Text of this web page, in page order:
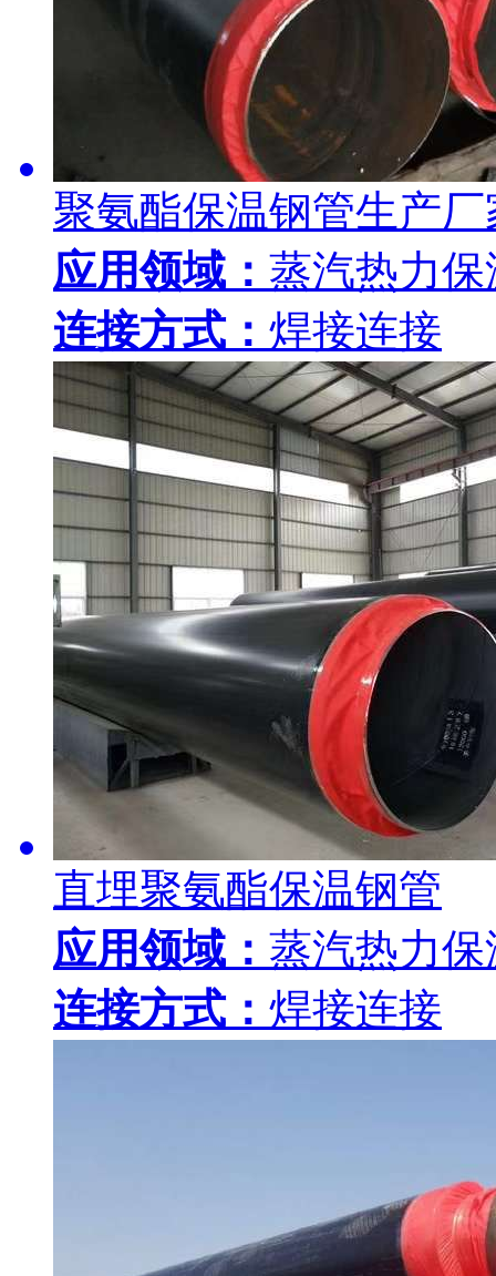
聚氨酯保温钢管生产厂
应用领域： 蒸汽热力保
连接方式： 焊接连接
直埋聚氨酯保温钢管
应用领域： 蒸汽热力保
连接方式： 焊接连接